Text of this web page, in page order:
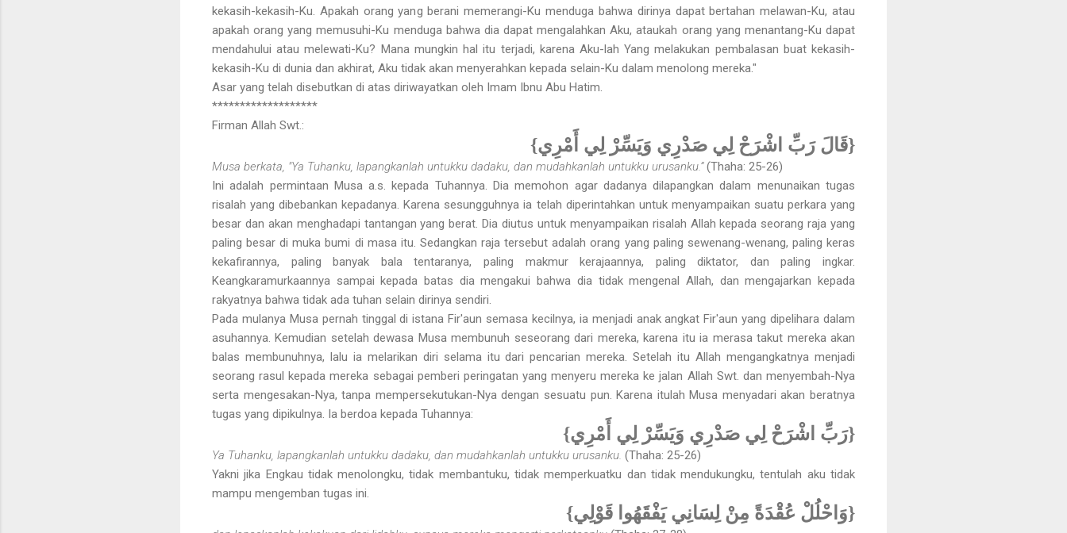
kekasih-kekasih-Ku. Apakah orang yang berani memerangi-Ku menduga bahwa dirinya dapat bertahan melawan-Ku, atau
apakah orang yang memusuhi-Ku menduga bahwa dia dapat mengalahkan Aku, ataukah orang yang menantang-Ku dapat
mendahului atau melewati-Ku? Mana mungkin hal itu terjadi, karena Aku-lah Yang melakukan pembalasan buat kekasih-
kekasih-Ku di dunia dan akhirat, Aku tidak akan menyerahkan kepada selain-Ku dalam menolong mereka."
Asar yang telah disebutkan di atas diriwayatkan oleh Imam Ibnu Abu Hatim.
*******************
Firman Allah Swt.:
{قَالَ رَبِّ اشْرَحْ لِي صَدْرِي وَيَسِّرْ لِي أَمْرِي}
Musa berkata, "Ya Tuhanku, lapangkanlah untukku dadaku, dan mudahkanlah untukku urusanku.”(Thaha: 25-26)
Ini adalah permintaan Musa a.s. kepada Tuhannya. Dia memohon agar dadanya dilapangkan dalam menunaikan tugas
risalah yang dibebankan kepadanya. Karena sesungguhnya ia telah diperintahkan untuk menyampaikan suatu perkara yang
besar dan akan menghadapi tantangan yang berat. Dia diutus untuk menyampaikan risalah Allah kepada seorang raja yang
paling besar di muka bumi di masa itu. Sedangkan raja tersebut adalah orang yang paling sewenang-wenang, paling keras
kekafirannya, paling banyak bala tentaranya, paling makmur kerajaannya, paling diktator, dan paling ingkar.
Keangkaramurkaannya sampai kepada batas dia mengakui bahwa dia tidak mengenal Allah, dan mengajarkan kepada
rakyatnya bahwa tidak ada tuhan selain dirinya sendiri.
Pada mulanya Musa pernah tinggal di istana Fir'aun semasa kecilnya, ia menjadi anak angkat Fir'aun yang dipelihara dalam
asuhannya. Kemudian setelah dewasa Musa membunuh seseorang dari mereka, karena itu ia merasa takut mereka akan
balas membunuhnya, lalu ia melarikan diri selama itu dari pencarian mereka. Setelah itu Allah mengangkatnya menjadi
seorang rasul kepada mereka sebagai pemberi peringatan yang menyeru mereka ke jalan Allah Swt. dan menyembah-Nya
serta mengesakan-Nya, tanpa mempersekutukan-Nya dengan sesuatu pun. Karena itulah Musa menyadari akan beratnya
tugas yang dipikulnya. Ia berdoa kepada Tuhannya:
{رَبِّ اشْرَحْ لِي صَدْرِي وَيَسِّرْ لِي أَمْرِي}
Ya Tuhanku, lapangkanlah untukku dadaku, dan mudahkanlah untukku urusanku. (Thaha: 25-26)
Yakni jika Engkau tidak menolongku, tidak membantuku, tidak memperkuatku dan tidak mendukungku, tentulah aku tidak
mampu mengemban tugas ini.
{وَاحْلُلْ عُقْدَةً مِنْ لِسَانِي يَفْقَهُوا قَوْلِي}